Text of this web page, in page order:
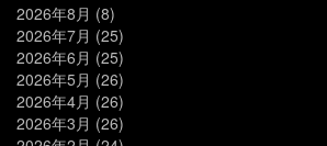
2026年8月 (8)
2026年7月 (25)
2026年6月 (25)
2026年5月 (26)
2026年4月 (26)
2026年3月 (26)